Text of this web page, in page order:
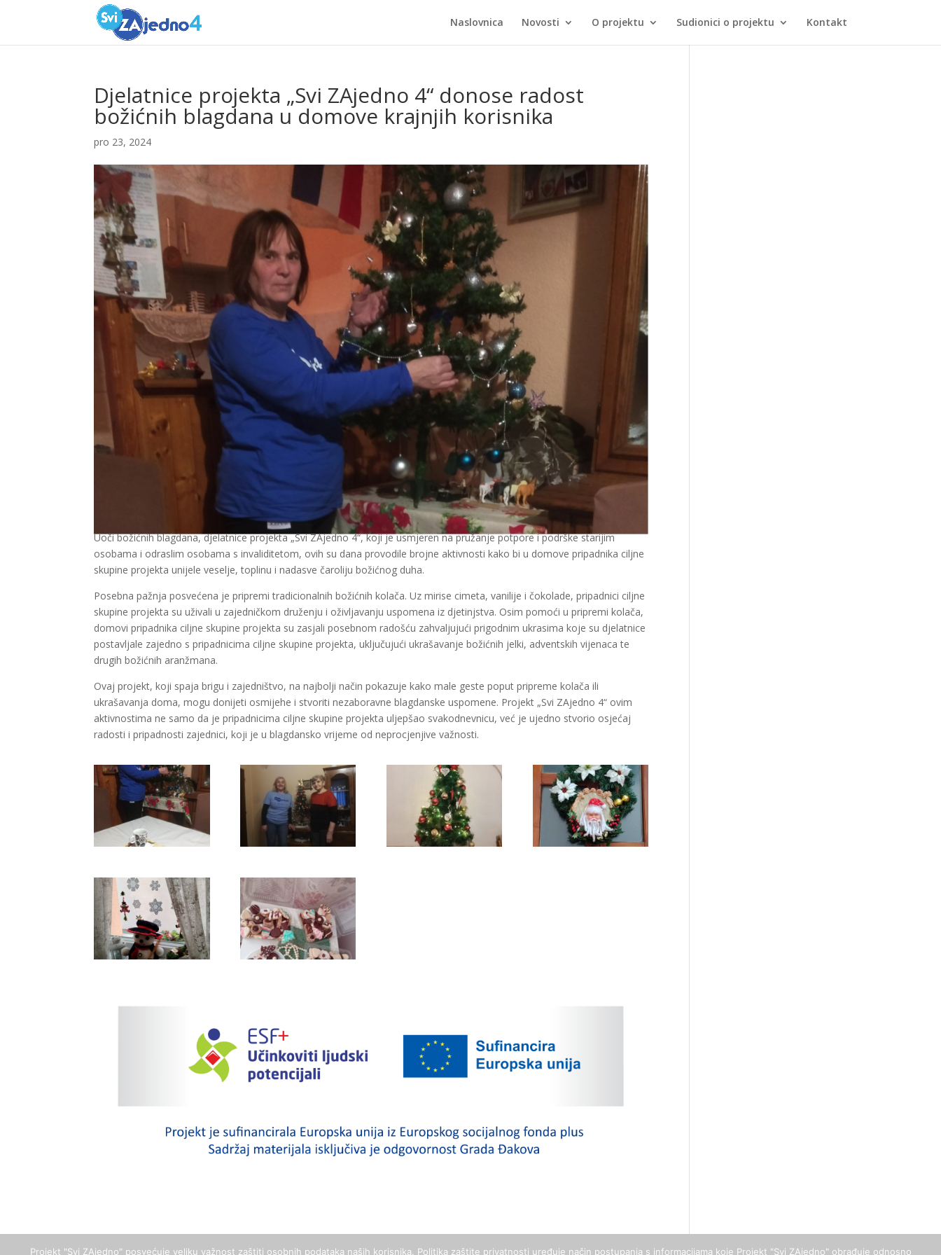
Naslovnica Novosti O projektu Sudionici o projektu Kontakt
Djelatnice projekta „Svi ZAjedno 4“ donose radost
božićnih blagdana u domove krajnjih korisnika
pro 23, 2024
Uoči božićnih blagdana, djelatnice projekta „Svi ZAjedno 4“, koji je usmjeren na pružanje potpore i podrške starijim
osobama i odraslim osobama s invaliditetom, ovih su dana provodile brojne aktivnosti kako bi u domove pripadnika ciljne
skupine projekta unijele veselje, toplinu i nadasve čaroliju božićnog duha.
Posebna pažnja posvećena je pripremi tradicionalnih božićnih kolača. Uz mirise cimeta, vanilije i čokolade, pripadnici ciljne
skupine projekta su uživali u zajedničkom druženju i oživljavanju uspomena iz djetinjstva. Osim pomoći u pripremi kolača,
domovi pripadnika ciljne skupine projekta su zasjali posebnom radošću zahvaljujući prigodnim ukrasima koje su djelatnice
postavljale zajedno s pripadnicima ciljne skupine projekta, uključujući ukrašavanje božićnih jelki, adventskih vijenaca te
drugih božićnih aranžmana.
Ovaj projekt, koji spaja brigu i zajedništvo, na najbolji način pokazuje kako male geste poput pripreme kolača ili
ukrašavanja doma, mogu donijeti osmijehe i stvoriti nezaboravne blagdanske uspomene. Projekt „Svi ZAjedno 4“ ovim
aktivnostima ne samo da je pripadnicima ciljne skupine projekta uljepšao svakodnevnicu, već je ujedno stvorio osjećaj
radosti i pripadnosti zajednici, koji je u blagdansko vrijeme od neprocjenjive važnosti.
Projekt "Svi ZAjedno" posvećuje veliku važnost zaštiti osobnih podataka naših korisnika. Politika zaštite privatnosti uređuje način postupanja s informacijama koje Projekt "Svi ZAjedno" obrađuje odnosno